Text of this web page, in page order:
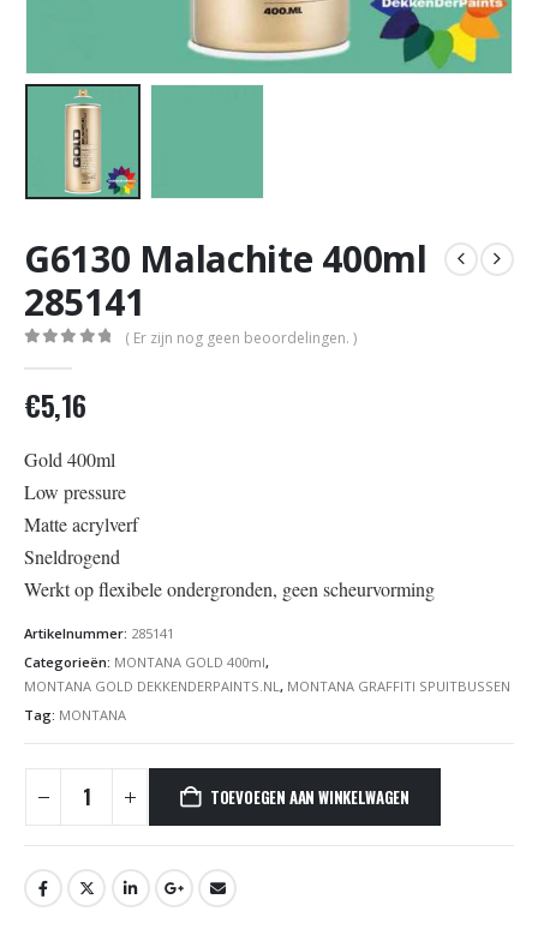
G6130 Malachite 400ml
285141
( Er zijn nog geen beoordelingen. )
€5,16
Gold 400ml
Low pressure
Matte acrylverf
Sneldrogend
Werkt op flexibele ondergronden, geen scheurvorming
Artikelnummer: 285141
Categorieën: MONTANA GOLD 400ml,
MONTANA GOLD DEKKENDERPAINTS.NL , MONTANA GRAFFITI SPUITBUSSEN
Tag: MONTANA
TOEVOEGEN AAN WINKELWAGEN